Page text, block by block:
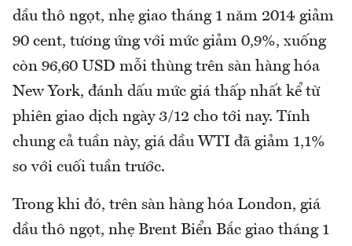
dầu thô ngọt, nhẹ giao tháng 1 năm 2014 giảm
90 cent, tương ứng với mức giảm 0,9%, xuống
còn 96,60 USD mỗi thùng trên sàn hàng hóa
New York, đánh dấu mức giá thấp nhất kể từ
phiên giao dịch ngày 3/12 cho tới nay. Tính
chung cả tuần này, giá dầu WTI đã giảm 1,1%
so với cuối tuần trước.
Trong khi đó, trên sàn hàng hóa London, giá
dầu thô ngọt, nhẹ Brent Biển Bắc giao tháng 1